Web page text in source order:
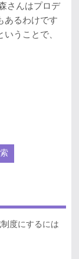
さんはプロデ
あるわけです
うことで、
度にするには